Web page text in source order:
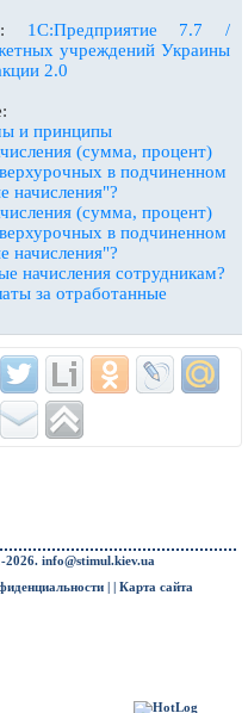
1С:Предприятие 7.7 /
учреждений Украины
2.0
и принципы
(сумма, процент)
в подчиненном
начисления"?
(сумма, процент)
в подчиненном
начисления"?
начисления сотрудникам?
за отработанные
2026. info@stimul.kiev.ua
| | Карта сайта